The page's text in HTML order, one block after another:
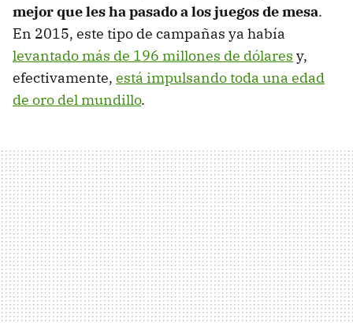
mejor que les ha pasado a los juegos de mesa.
En 2015, este tipo de campañas ya había
levantado más de 196 millones de dólares y,
efectivamente, está impulsando toda una edad
de oro del mundillo.